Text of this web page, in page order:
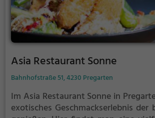
Asia Restaurant Sonne
Bahnhofstraße 51, 4230 Pregarten
Im Asia Restaurant Sonne in
exotisches Geschmackserlebnis der